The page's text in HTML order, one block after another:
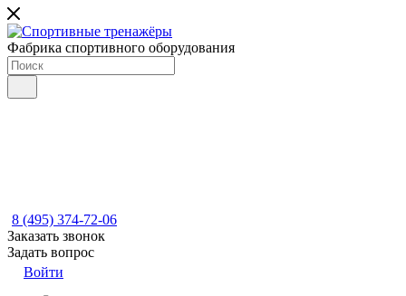
Фабрика спортивного оборудования
8 (495) 374-72-06
Заказать звонок
Задать вопрос
Войти